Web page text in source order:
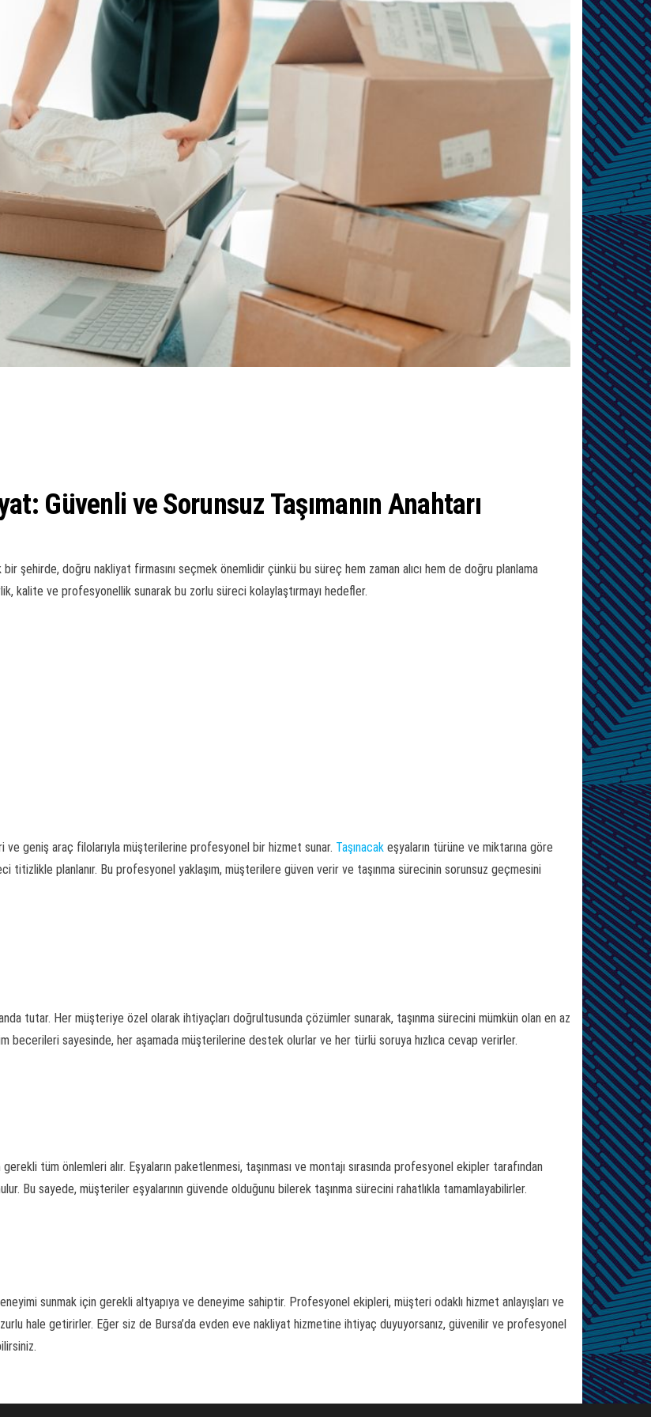
Güvenli ve Sorunsuz Taşımanın Anahtarı
şehirde, doğru nakliyat firmasını seçmek önemlidir çünkü bu süreç hem zaman alıcı hem de doğru planlama
kalite ve profesyonellik sunarak bu zorlu süreci kolaylaştırmayı hedefler.
ve geniş araç filolarıyla müşterilerine profesyonel bir hizmet sunar. Taşınacak eşyaların türüne ve miktarına göre
titizlikle planlanır. Bu profesyonel yaklaşım, müşterilere güven verir ve taşınma sürecinin sorunsuz geçmesini
tutar. Her müşteriye özel olarak ihtiyaçları doğrultusunda çözümler sunarak, taşınma sürecini mümkün olan en az
becerileri sayesinde, her aşamada müşterilerine destek olurlar ve her türlü soruya hızlıca cevap verirler.
tüm önlemleri alır. Eşyaların paketlenmesi, taşınması ve montajı sırasında profesyonel ekipler tarafından
Bu sayede, müşteriler eşyalarının güvende olduğunu bilerek taşınma sürecini rahatlıkla tamamlayabilirler.
sunmak için gerekli altyapıya ve deneyime sahiptir. Profesyonel ekipleri, müşteri odaklı hizmet anlayışları ve
hale getirirler. Eğer siz de Bursa’da evden eve nakliyat hizmetine ihtiyaç duyuyorsanız, güvenilir ve profesyonel